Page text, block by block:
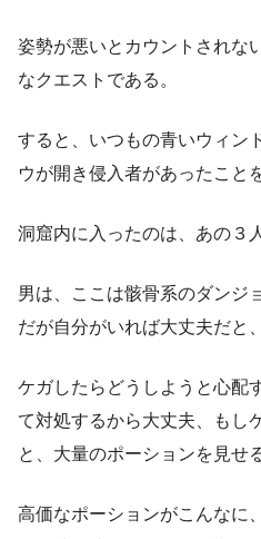
姿勢が悪いとカウントされな
なクエストである。
すると、いつもの青いウィン
ウが開き侵入者があったこと
洞窟内に入ったのは、あの３人
男は、ここは骸骨系のダンジ
だが自分がいれば大丈夫だと
ケガしたらどうしようと心配
て対処するから大丈夫、もし
と、大量のポーションを見せる
高価なポーションがこんなに